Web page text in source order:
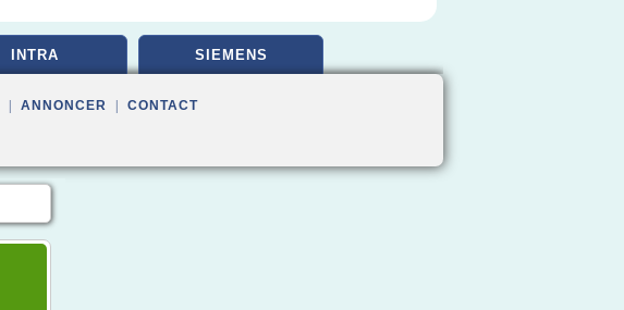
INTRA SIEMENS
ANNONCER CONTACT